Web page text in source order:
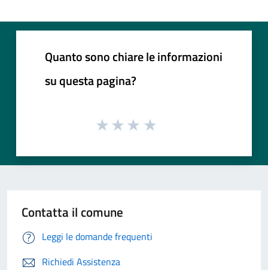
Quanto sono chiare le informazioni
su questa pagina?
Contatta il comune
Leggi le domande frequenti
Richiedi Assistenza